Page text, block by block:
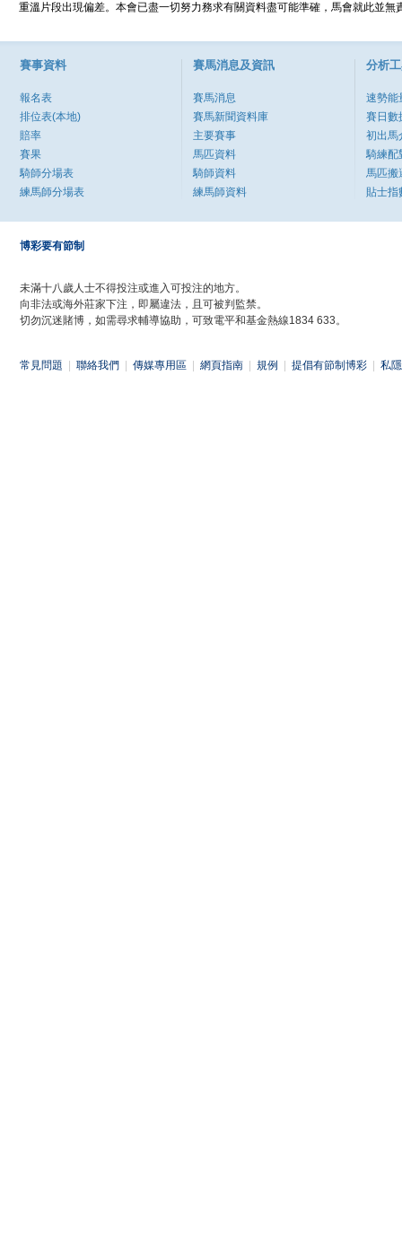
重溫片段出現偏差。本會已盡一切努力務求有關資料盡可能準確，馬會就此並
賽事資料
報名表
排位表(本地)
賠率
賽果
騎師分場表
練馬師分場表
賽馬消息及資訊
賽馬消息
賽馬新聞資料庫
主要賽事
馬匹資料
騎師資料
練馬師資料
分析
速勢能
賽日數
初出馬
騎練配
馬匹搬
貼士指
博彩要有節制
未滿十八歲人士不得投注或進入可投注的地方。
向非法或海外莊家下注，即屬違法，且可被判監禁。
切勿沉迷賭博，如需尋求輔導協助，可致電平和基金熱線1834 633。
常見問題 聯絡我們 傳媒專用區 網頁指南 規例 提倡有節制博彩 私